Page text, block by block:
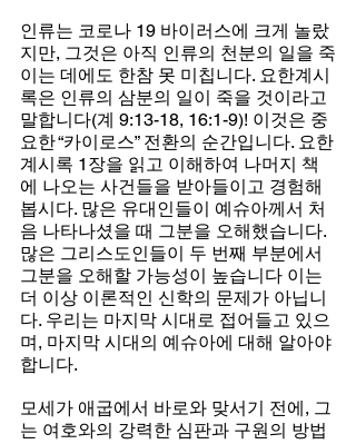
인류는 코로나 19 바이러스에 크게 놀랐
지만, 그것은 아직 인류의 천분의 일을 죽
이는 데에도 한참 못 미칩니다. 요한계시
록은 인류의 삼분의 일이 죽을 것이라고
말합니다(계 9:13-18, 16:1-9)! 이것은 중
요한 “카이로스” 전환의 순간입니다. 요한
계시록 1장을 읽고 이해하여 나머지 책
에 나오는 사건들을 받아들이고 경험해
봅시다. 많은 유대인들이 예슈아께서 처
음 나타나셨을 때 그분을 오해했습니다.
많은 그리스도인들이 두 번째 부분에서
그분을 오해할 가능성이 높습니다 이는
더 이상 이론적인 신학의 문제가 아닙니
다. 우리는 마지막 시대로 접어들고 있으
며, 마지막 시대의 예슈아에 대해 알아야
합니다.
모세가 애굽에서 바로와 맞서기 전에, 그
는 여호와의 강력한 심판과 구원의 방법